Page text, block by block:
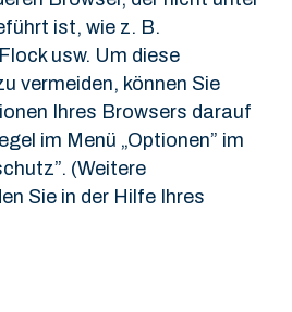
ist, wie z. B.
usw. Um diese
vermeiden, können Sie
Ihres Browsers darauf
im Menü „Optionen” im
(Weitere
Sie in der Hilfe Ihres